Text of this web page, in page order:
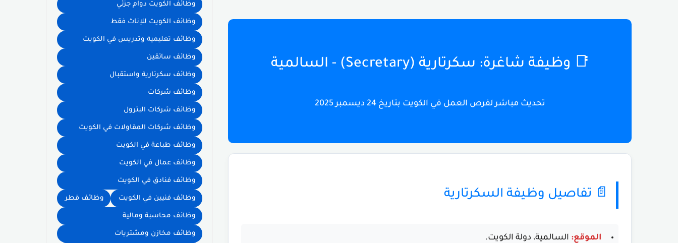
📑 وظيفة شاغرة: سكرتارية (Secretary) - السالمية
تحديث مباشر لفرص العمل في الكويت بتاريخ 24 ديسمبر 2025
📄 تفاصيل وظيفة السكرتارية
الموقع: السالمية، دولة الكويت.
وظائف الكويت دوام جزئي
وظائف الكويت للإناث فقط
وظائف تعليمية وتدريس في الكويت
وظائف سائقين
وظائف سكرتارية واستقبال
وظائف شركات
وظائف شركات البترول
وظائف شركات المقاولات في الكويت
وظائف طباعة في الكويت
وظائف عمال في الكويت
وظائف فنادق في الكويت
وظائف فنيين في الكويت وظائف قطر
وظائف محاسبة ومالية
وظائف مخازن ومشتريات